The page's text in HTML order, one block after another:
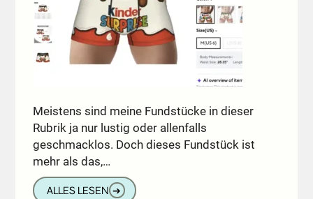
Meistens sind meine Fundstücke in dieser
Rubrik ja nur lustig oder allenfalls
geschmacklos. Doch dieses Fundstück ist
mehr als das,…
ALLES LESEN ➔